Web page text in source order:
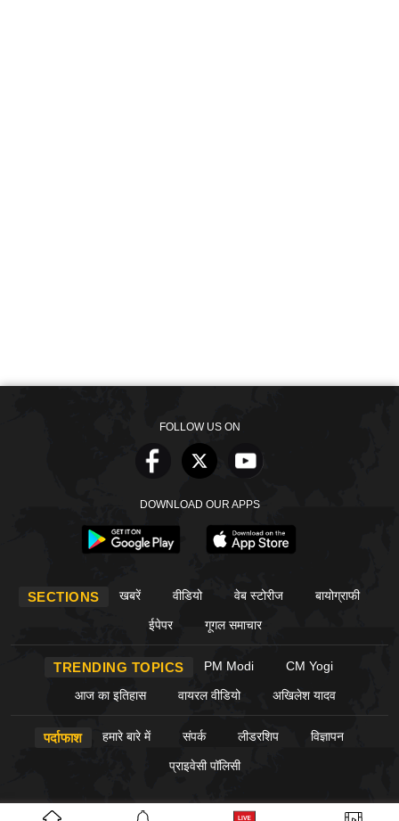
FOLLOW US ON
DOWNLOAD OUR APPS
SECTIONS खबरें वीडियो वेब स्टोरीज बायोग्राफी
ईपेपर गूगल समाचार
TRENDING TOPICS PM Modi CM Yogi
आज का इतिहास वायरल वीडियो अखिलेश यादव
पर्दाफाश हमारे बारे में संपर्क लीडरशिप विज्ञापन
प्राइवेसी पॉलिसी